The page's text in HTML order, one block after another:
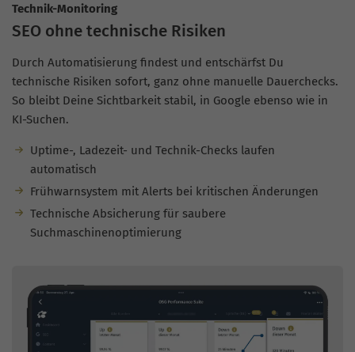
Technik-Monitoring
SEO ohne technische Risiken
Durch Automatisierung findest und entschärfst Du
technische Risiken sofort, ganz ohne manuelle Dauerchecks.
So bleibt Deine Sichtbarkeit stabil, in Google ebenso wie in
KI-Suchen.
Uptime-, Ladezeit- und Technik-Checks laufen
automatisch
Frühwarnsystem mit Alerts bei kritischen Änderungen
Technische Absicherung für saubere
Suchmaschinenoptimierung